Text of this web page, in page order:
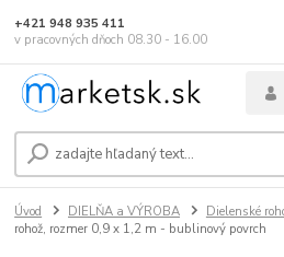
+421 948 935 411
v pracovných dňoch 08.30 - 16.00
Úvod DIELŇA a VÝROBA Dielenské
rohož, rozmer 0,9 x 1,2 m - bublinový povrch